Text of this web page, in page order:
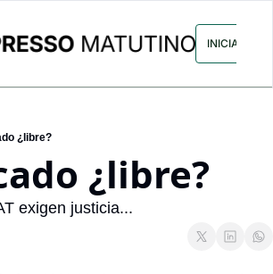
ARCHIVO ANUNCIA CON
INICIAR
¿libre?
¿libre?
exigen justicia...